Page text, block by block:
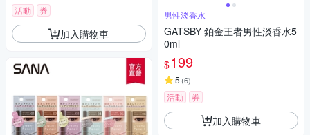
活動 券
加入購物車
男性淡香水
GATSBY 鉑金王者男性淡香水5
0ml
$199
5 (6)
活動 券
加入購物車